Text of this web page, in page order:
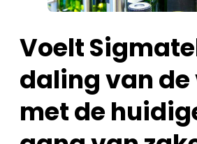
Voelt
daling van
met de